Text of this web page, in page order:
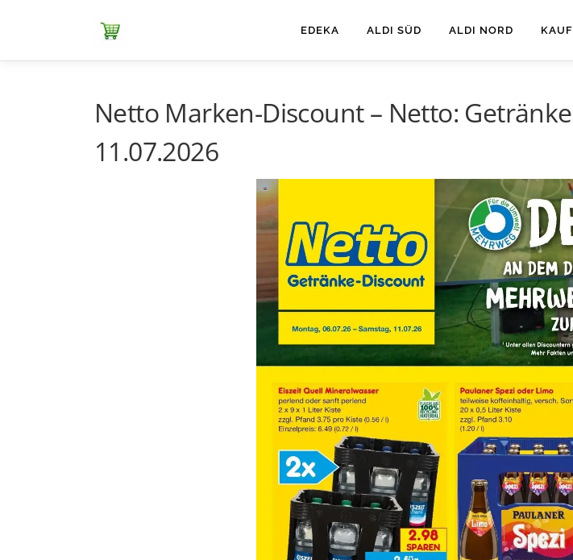
ЕDEKA ALDI SÜD ALDI NORD
Netto Marken-Discount – Netto:
11.07.2026